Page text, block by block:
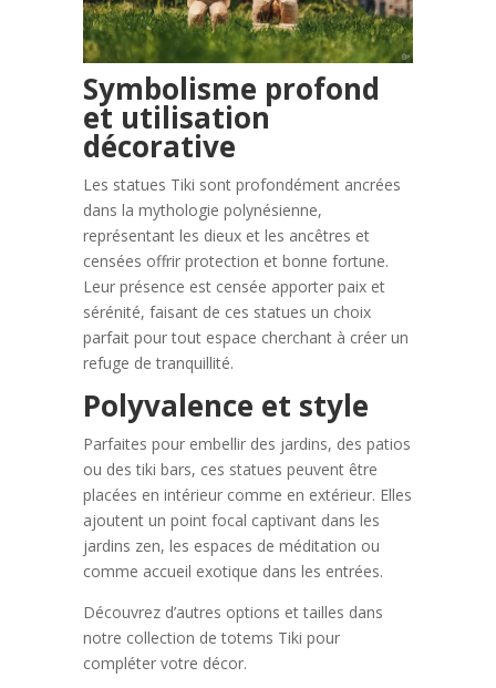
Symbolisme profond
et utilisation
décorative
Les statues Tiki sont profondément ancrées
dans la mythologie polynésienne,
représentant les dieux et les ancêtres et
censées offrir protection et bonne fortune.
Leur présence est censée apporter paix et
sérénité, faisant de ces statues un choix
parfait pour tout espace cherchant à créer un
refuge de tranquillité.
Polyvalence et style
Parfaites pour embellir des jardins, des patios
ou des tiki bars, ces statues peuvent être
placées en intérieur comme en extérieur. Elles
ajoutent un point focal captivant dans les
jardins zen, les espaces de méditation ou
comme accueil exotique dans les entrées.
Découvrez d’autres options et tailles dans
notre collection de totems Tiki pour
compléter votre décor.